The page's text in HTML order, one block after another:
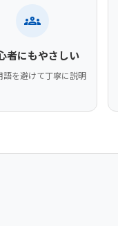
groups
者にもやさしい
語を避けて丁寧に説明